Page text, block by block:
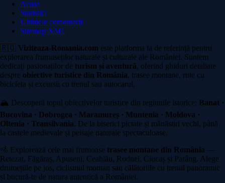
Acasa
Statistici
Ultimele comentarii
Sitemap XML
🇷🇴 Viziteaza-Romania.com este platforma ta de referință pentru
explorarea frumuseților naturale și culturale ale României. Suntem
dedicați pasionaților de turism și aventură, oferind ghiduri detaliate
despre obiective turistice din România, trasee montane, rute cu
bicicleta și excursii cu trenul sau autocarul.
🏔️ Descoperă topul obiectivelor turistice din regiunile istorice: Banat ·
Bucovina · Dobrogea · Maramureș · Muntenia · Moldova ·
Oltenia · Transilvania. De la biserici pictate și mănăstiri vechi, până
la castele medievale și peisaje naturale spectaculoase.
🚵 Explorează cele mai frumoase trasee montane din România —
Retezat, Făgăraș, Apuseni, Ceahlău, Rodnei, Ciucaș și Parâng. Alege
drumețiile pe jos, ciclismul montan sau călătoriile cu trenul panoramic
și bucură-te de natura autentică a României.